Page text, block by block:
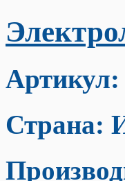
Артикул:
Страна: